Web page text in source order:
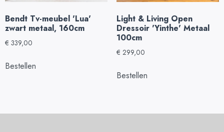
Bendt Tv-meubel 'Lua'
zwart metaal, 160cm
€ 339,00
Bestellen
Light & Living Open
Dressoir 'Yinthe' Metaal
100cm
€ 299,00
Bestellen